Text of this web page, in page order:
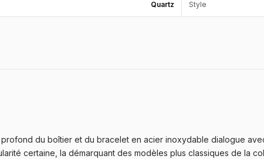
Quartz Style
du boîtier et du bracelet en acier inoxydable dialogue
certaine, la démarquant des modèles plus classiques de la